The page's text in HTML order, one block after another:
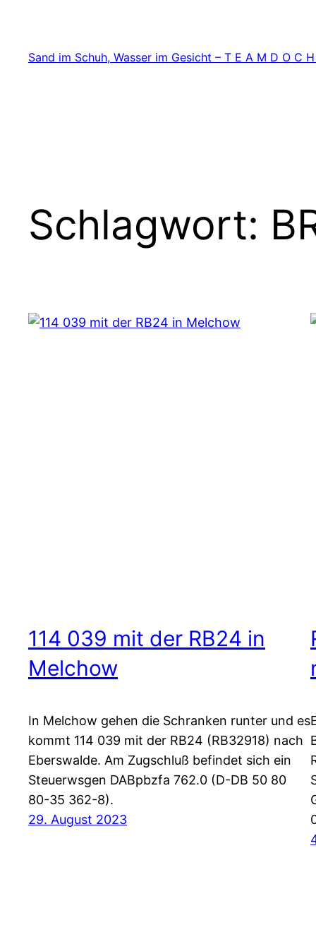
springen
Sand im Schuh, Wasser im Gesicht – T E A M D O C
Schlagwort:
114 039 mit der RB24 in
Melchow
In Melchow gehen die Schranken runter und es
kommt 114 039 mit der RB24 (RB32918) nach
Eberswalde. Am Zugschluß befindet sich ein
Steuerwsgen DABpbzfa 762.0 (D-DB 50 80
80-35 362-8).
29. August 2023